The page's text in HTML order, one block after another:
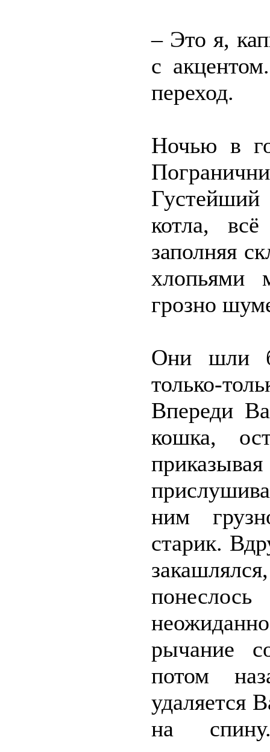
– Это я,
с
переход.
Ночью в
котла,
заполняя
хлопьями
грозно
Они шли
только-
Впереди
кошка,
ним
старик.
рычание
потом
удаляется
на